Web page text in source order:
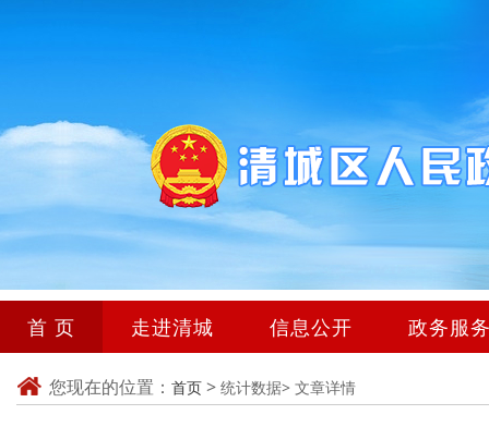
首 页 走进清城 信息公开 政务服
您现在的位置： 首页 > 统计数据> 文章详情